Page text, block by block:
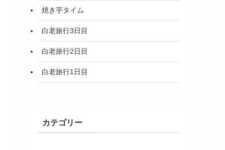
焼き芋タイム
白老旅行3日目
白老旅行2日目
白老旅行1日目
カテゴリー